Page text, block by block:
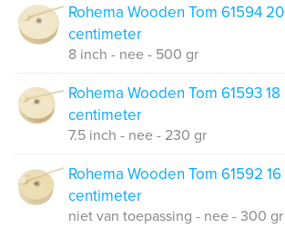
Rohema Wooden Tom 61594 20
centimeter
8 inch - nee - 500 gr
Rohema Wooden Tom 61593 18
centimeter
7.5 inch - nee - 230 gr
Rohema Wooden Tom 61592 16
centimeter
niet van toepassing - nee - 300 gr